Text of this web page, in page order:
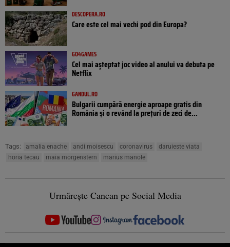
DESCOPERA.RO
Care este cel mai vechi pod din Europa?
GO4GAMES
Cel mai așteptat joc video al anului va debuta pe
Netflix
GANDUL.RO
Bulgarii cumpără energie aproape gratis din
România și o revând la prețuri de zeci de...
Tags: amalia enache andi moisescu coronavirus
daruieste viata
horia tecau
maia morgenstern marius manole
Urmărește Cancan pe Social Media